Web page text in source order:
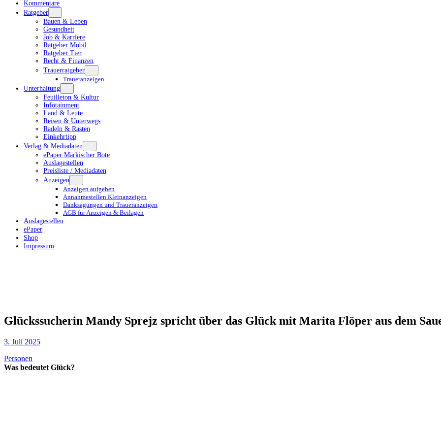
Kommentare
Ratgeber
Bauen & Leben
Gesundheit
Job & Karriere
Ratgeber Mobil
Ratgeber Tier
Recht & Finanzen
Trauerratgeber
Traueranzeigen
Unterhaltung
Feuilleton & Kultur
Infotainment
Land & Leute
Reisen & Unterwegs
Radeln & Rasten
Einkehrtipp
Verlag & Mediadaten
ePaper Märkischer Bote
Auslagestellen
Preisliste / Mediadaten
Anzeigen
Anzeigen aufgeben
Annahmestellen Kleinanzeigen
Danksagungen und Traueranzeigen
AGB für Anzeigen & Beilagen
Auslagestellen
ePaper
Shop
Impressum
Glückssucherin Mandy Sprejz spricht über das Glück mit Marita Flöper aus dem
3. Juli 2025
Personen
Was bedeutet Glück?